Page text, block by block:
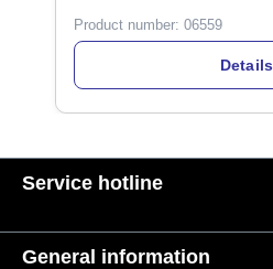
Product number: 06559
Details
Service hotline
General information